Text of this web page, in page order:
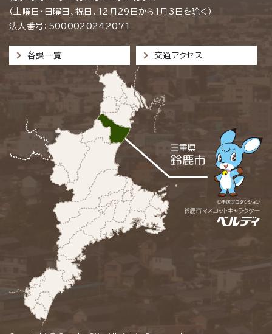
（土曜日・日曜日、祝日、12月29日から1月3日を除く）
法人番号：5000020242071
各課一覧 交通アクセス